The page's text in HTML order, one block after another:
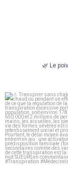
🌿 Le
💧